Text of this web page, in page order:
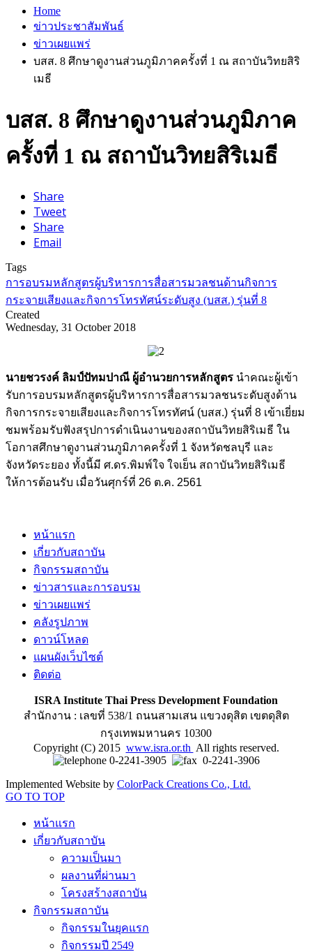
Home
ข่าวประชาสัมพันธ์
ข่าวเผยแพร่
บสส. 8 ศึกษาดูงานส่วนภูมิภาคครั้งที่ 1 ณ สถาบันวิทยสิริ
เมธี
บสส. 8 ศึกษาดูงานส่วนภูมิภาค
ครั้งที่ 1 ณ สถาบันวิทยสิริเมธี
Share
Tweet
Share
Email
Tags
การอบรมหลักสูตรผู้บริหารการสื่อสารมวลชนด้านกิจการ
กระจายเสียงและกิจการโทรทัศน์ระดับสูง (บสส.) รุ่นที่ 8
Created
Wednesday, 31 October 2018
นายชวรงค์ ลิมป์ปัทมปาณี ผู้อำนวยการหลักสูตร นำคณะผู้เข้า
รับการอบรมหลักสูตรผู้บริหารการสื่อสารมวลชนระดับสูงด้าน
กิจการกระจายเสียงและกิจการโทรทัศน์ (บสส.) รุ่นที่ 8 เข้าเยี่ยม
ชมพร้อมรับฟังสรุปการดำเนินงานของสถาบันวิทยสิริเมธี ใน
โอกาสศึกษาดูงานส่วนภูมิภาคครั้งที่ 1 จังหวัดชลบุรี และ
จังหวัดระยอง ทั้งนี้มี ศ.ดร.พิมพ์ใจ ใจเย็น สถาบันวิทยสิริเมธี
ให้การต้อนรับ เมื่อวันศุกร์ที่ 26 ต.ค. 2561
หน้าแรก
เกี่ยวกับสถาบัน
กิจกรรมสถาบัน
ข่าวสารและการอบรม
ข่าวเผยแพร่
คลังรูปภาพ
ดาวน์โหลด
แผนผังเว็บไซต์
ติดต่อ
ISRA Institute Thai Press Development Foundation
สำนักงาน : เลขที่ 538/1 ถนนสามเสน แขวงดุสิต เขตดุสิต
กรุงเทพมหานคร 10300
Copyright (C) 2015 www.isra.or.th All rights reserved.
0-2241-3905
0-2241-3906
Implemented Website by ColorPack Creations Co., Ltd.
GO TO TOP
หน้าแรก
เกี่ยวกับสถาบัน
ความเป็นมา
ผลงานที่ผ่านมา
โครงสร้างสถาบัน
กิจกรรมสถาบัน
กิจกรรมในยุคแรก
กิจกรรมปี 2549